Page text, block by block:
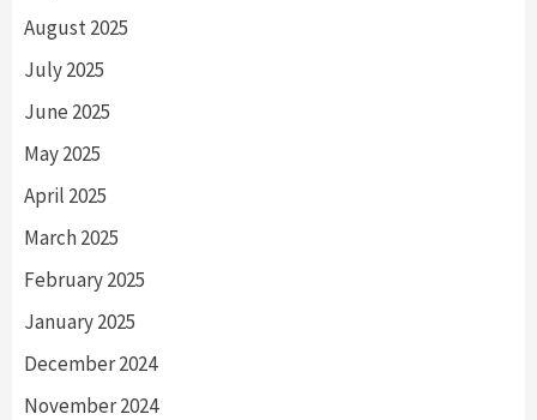
August 2025
July 2025
June 2025
May 2025
April 2025
March 2025
February 2025
January 2025
December 2024
November 2024